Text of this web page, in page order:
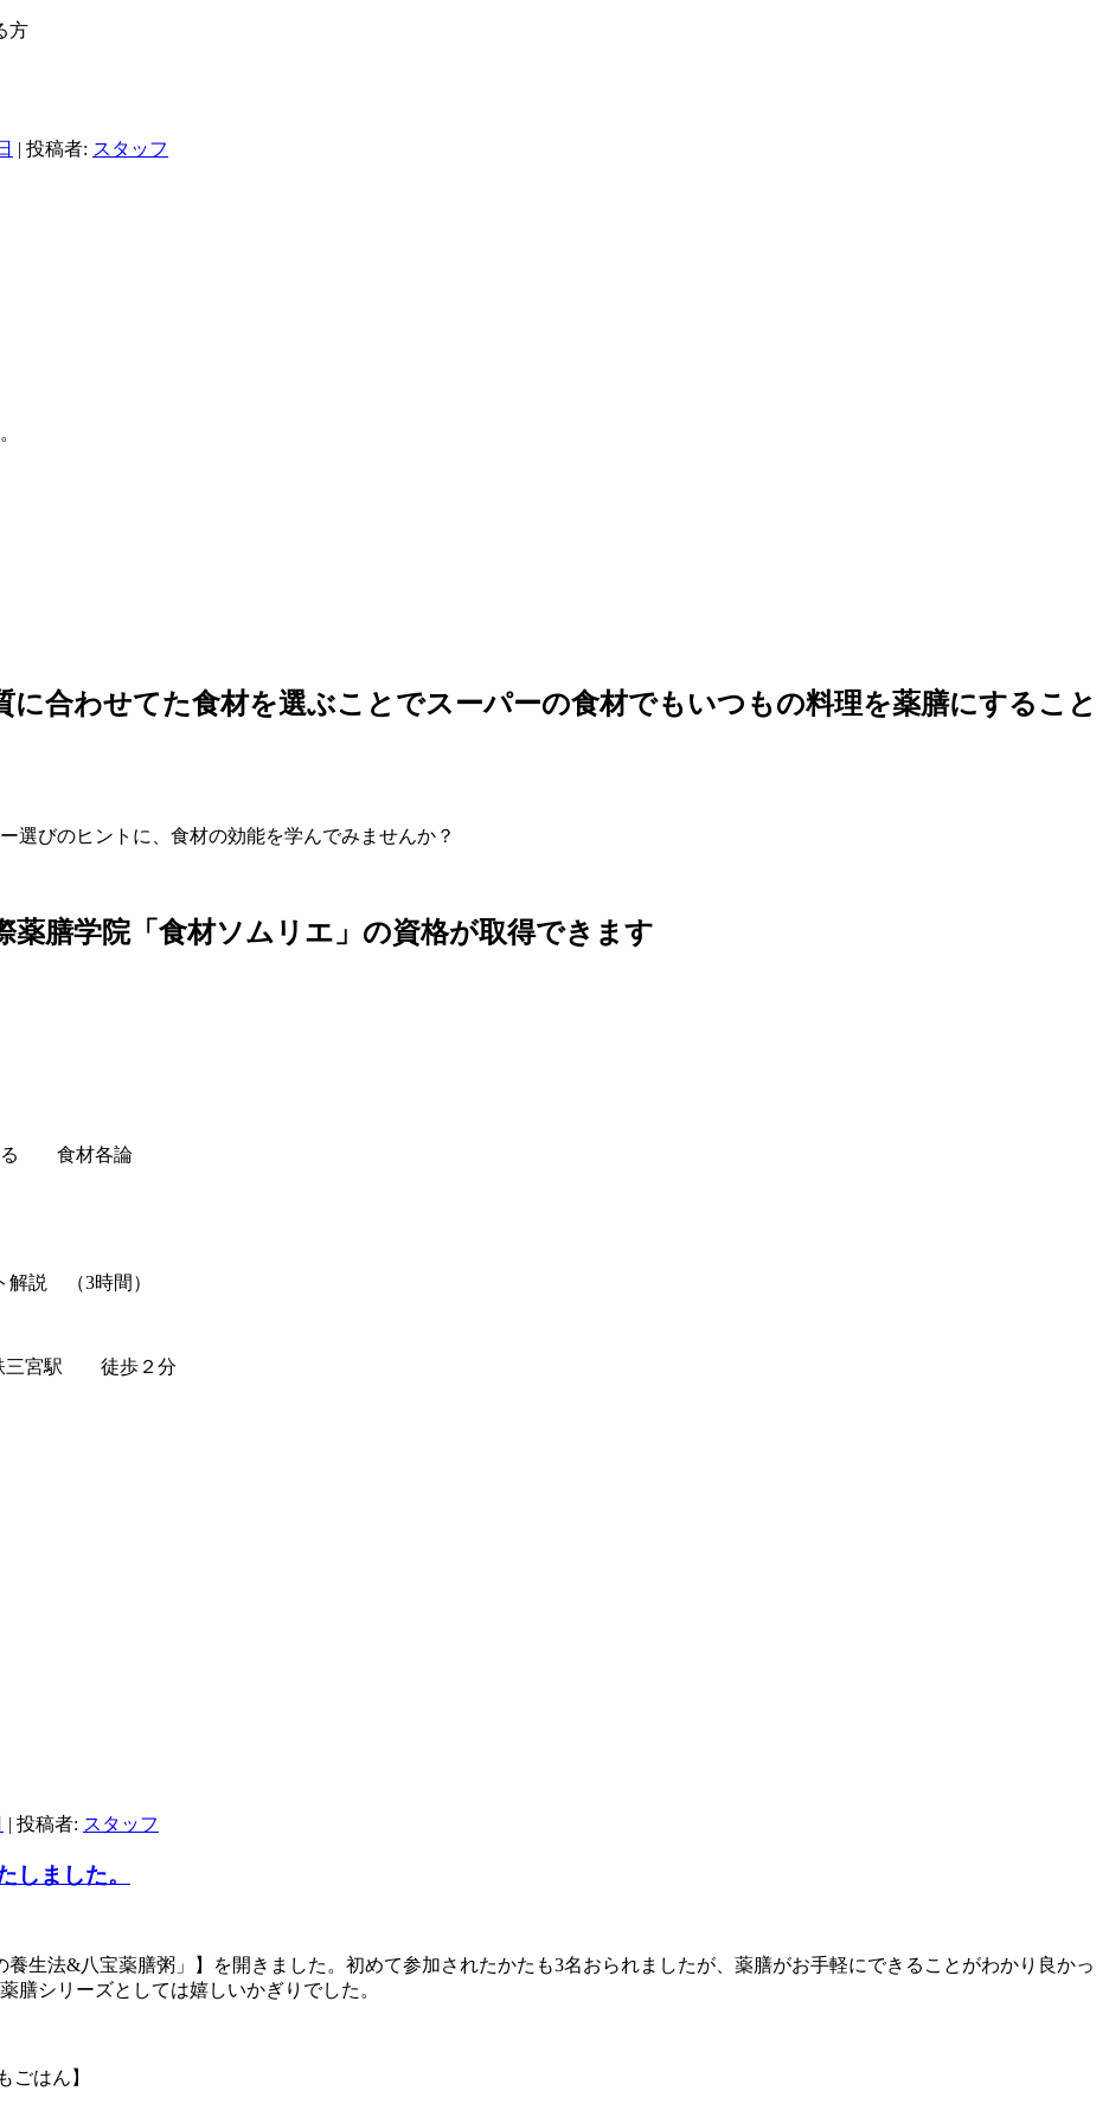
方
| 投稿者: スタッフ
に合わせてた食材を選ぶことでスーパーの食材でもいつもの料理を薬膳にすること
選びのヒントに、食材の効能を学んでみませんか？
薬膳学院「食材ソムリエ」の資格が取得できます
る 食材各論
説 （3時間）
三宮駅 徒歩２分
| 投稿者: スタッフ
ました。
法&八宝薬膳粥」】を開きました。初めて参加されたかたも3名おられましたが、薬膳がお手軽にできることがわかり良かっ
シリーズとしては嬉しいかぎりでした。
ごはん】